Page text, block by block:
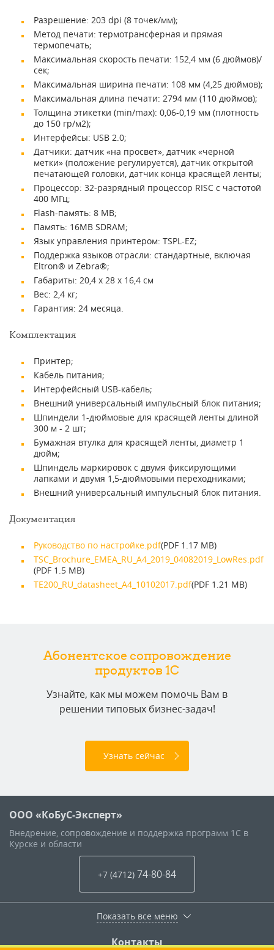
Разрешение: 203 dpi (8 точек/мм);
Метод печати: термотрансферная и прямая
термопечать;
Максимальная скорость печати: 152,4 мм (6 дюймов)/
сек;
Максимальная ширина печати: 108 мм (4,25 дюймов);
Максимальная длина печати: 2794 мм (110 дюймов);
Толщина этикетки (min/max): 0,06-0,19 мм (плотность
до 150 гр/м2);
Интерфейсы: USB 2.0;
Датчики: датчик «на просвет», датчик «черной
метки» (положение регулируется), датчик открытой
печатающей головки, датчик конца красящей ленты;
Процессор: 32-разрядный процессор RISC с частотой
400 МГц;
Flash-память: 8 MB;
Память: 16MB SDRAM;
Язык управления принтером: TSPL-EZ;
Поддержка языков отрасли: стандартные, включая
Eltron® и Zebra®;
Габариты: 20,4 х 28 х 16,4 см
Вес: 2,4 кг;
Гарантия: 24 месяца.
Комплектация
Принтер;
Кабель питания;
Интерфейсный USB-кабель;
Внешний универсальный импульсный блок питания;
Шпиндели 1-дюймовые для красящей ленты длиной
300 м - 2 шт;
Бумажная втулка для красящей ленты, диаметр 1
дюйм;
Шпиндель маркировок с двумя фиксирующими
лапками и двумя 1,5-дюймовыми переходниками;
Внешний универсальный импульсный блок питания.
Документация
Руководство по настройке.pdf(PDF 1.17 MB)
TSC_Brochure_EMEA_RU_A4_2019_04082019_LowRes.pdf
(PDF 1.5 MB)
TE200_RU_datasheet_A4_10102017.pdf(PDF 1.21 MB)
Абонентское сопровождение
продуктов 1C
Узнайте, как мы можем помочь Вам в
решении типовых бизнес-задач!
Узнать сейчас
ООО «КоБуС-Эксперт»
Внедрение, сопровождение и поддержка программ 1С в
Курске и области
+7 (4712) 74-80-84
Показать все меню
Контакты